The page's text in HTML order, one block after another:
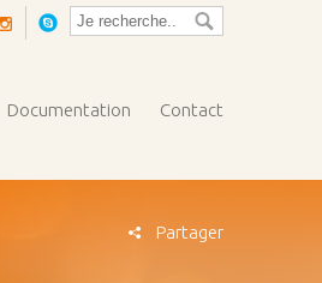
up
Documentation Contact
Partager